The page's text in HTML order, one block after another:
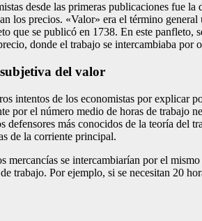
desde las primeras publicaciones fue
los precios. «Valor» era el término
que se publicó en 1738. En este
donde el trabajo se intercambiaba
del valor
intentos de los economistas por explicar
por el número medio de horas de
defensores más conocidos de la teoría
de la corriente principal.
mercancías se intercambiarían por el
trabajo. Por ejemplo, si se necesitan 20